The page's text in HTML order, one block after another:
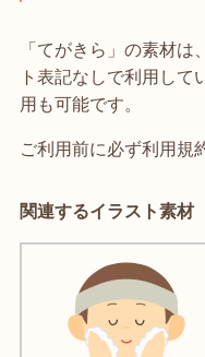
「てがきら」の素材
ト表記なしで利用して
用も可能です。
ご利用前に必ず利用規
関連するイラスト素材